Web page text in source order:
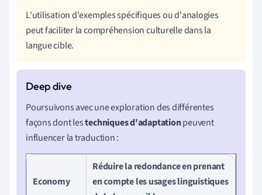
L'utilisation d'exemples spécifiques ou d'analogies
peut faciliter la compréhension culturelle dans la
langue cible.
Poursuivons avec une exploration des différentes
façons dont lestechniques d'adaptationpeuvent
influencer la traduction :
Economy
Réduire la redondance en prenant
en compte les usages linguistiques